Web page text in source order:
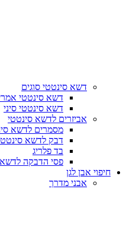
דשא סינטטי סוגים
דשא סינטטי
דשא סינטטי סיני
אביזרים לדשא סינטטי
מסמרים לדשא
דבק לדשא
בד פלריג
פסי הדבקה לדשא
חיפוי אבן לגן
אבני מדרך